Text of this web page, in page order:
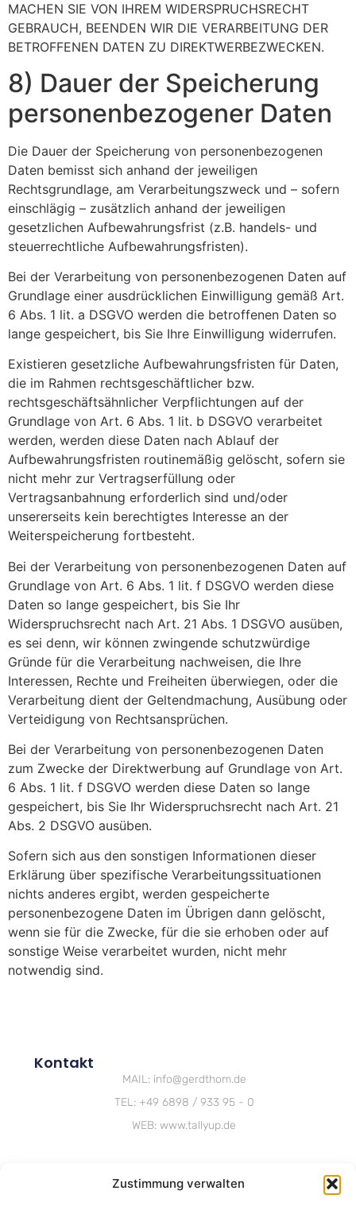
Zustimmung verwalten
MACHEN SIE VON IHREM WIDERSPRUCHSRECHT
GEBRAUCH, BEENDEN WIR DIE VERARBEITUNG DER
BETROFFENEN DATEN ZU DIREKTWERBEZWECKEN.
8) Dauer der Speicherung
personenbezogener Daten
Die Dauer der Speicherung von personenbezogenen
Daten bemisst sich anhand der jeweiligen
Rechtsgrundlage, am Verarbeitungszweck und – sofern
einschlägig – zusätzlich anhand der jeweiligen
gesetzlichen Aufbewahrungsfrist (z.B. handels- und
steuerrechtliche Aufbewahrungsfristen).
Bei der Verarbeitung von personenbezogenen Daten auf
Grundlage einer ausdrücklichen Einwilligung gemäß Art.
6 Abs. 1 lit. a DSGVO werden die betroffenen Daten so
lange gespeichert, bis Sie Ihre Einwilligung widerrufen.
Existieren gesetzliche Aufbewahrungsfristen für Daten,
die im Rahmen rechtsgeschäftlicher bzw.
rechtsgeschäftsähnlicher Verpflichtungen auf der
Grundlage von Art. 6 Abs. 1 lit. b DSGVO verarbeitet
werden, werden diese Daten nach Ablauf der
Aufbewahrungsfristen routinemäßig gelöscht, sofern sie
nicht mehr zur Vertragserfüllung oder
Vertragsanbahnung erforderlich sind und/oder
unsererseits kein berechtigtes Interesse an der
Weiterspeicherung fortbesteht.
Bei der Verarbeitung von personenbezogenen Daten auf
Grundlage von Art. 6 Abs. 1 lit. f DSGVO werden diese
Daten so lange gespeichert, bis Sie Ihr
Widerspruchsrecht nach Art. 21 Abs. 1 DSGVO ausüben,
es sei denn, wir können zwingende schutzwürdige
Gründe für die Verarbeitung nachweisen, die Ihre
Interessen, Rechte und Freiheiten überwiegen, oder die
Verarbeitung dient der Geltendmachung, Ausübung oder
Verteidigung von Rechtsansprüchen.
Bei der Verarbeitung von personenbezogenen Daten
zum Zwecke der Direktwerbung auf Grundlage von Art.
6 Abs. 1 lit. f DSGVO werden diese Daten so lange
gespeichert, bis Sie Ihr Widerspruchsrecht nach Art. 21
Abs. 2 DSGVO ausüben.
Sofern sich aus den sonstigen Informationen dieser
Erklärung über spezifische Verarbeitungssituationen
nichts anderes ergibt, werden gespeicherte
personenbezogene Daten im Übrigen dann gelöscht,
wenn sie für die Zwecke, für die sie erhoben oder auf
sonstige Weise verarbeitet wurden, nicht mehr
notwendig sind.
Kontakt
MAIL: info@gerdthom.de
TEL: +49 6898 / 933 95 - 0
WEB: www.tallyup.de